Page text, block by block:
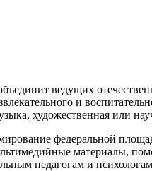
ведущих
и
художественная или
федеральной
материалы,
педагогам и